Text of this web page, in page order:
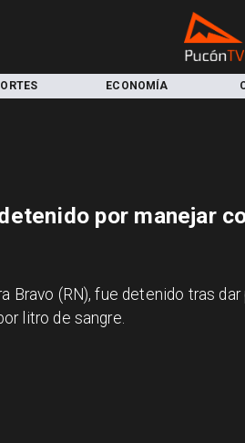
ECONOMÍA
por manejar
Bravo (RN), fue detenido tras
litro de sangre.